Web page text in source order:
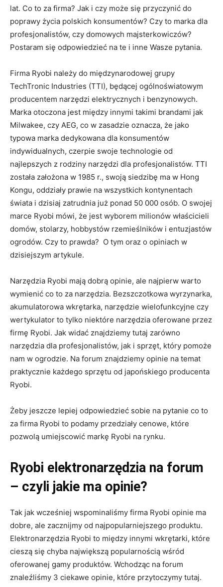
lat. Co to za firma? Jak i czy może się przyczynić do
poprawy życia polskich konsumentów? Czy to marka dla
profesjonalistów, czy domowych majsterkowiczów?
Postaram się odpowiedzieć na te i inne Wasze pytania.
Firma Ryobi należy do międzynarodowej grupy
TechTronic Industries (TTI), będącej ogólnoświatowym
producentem narzędzi elektrycznych i benzynowych.
Marka otoczona jest między innymi takimi brandami jak
Milwakee, czy AEG, co w zasadzie oznacza, że jako
typowa marka dedykowana dla konsumentów
indywidualnych, czerpie swoje technologie od
najlepszych z rodziny narzędzi dla profesjonalistów. TTI
została założona w 1985 r., swoją siedzibę ma w Hong
Kongu, oddziały prawie na wszystkich kontynentach
świata i dzisiaj zatrudnia już ponad 50 000 osób. O swojej
marce Ryobi mówi, że jest wyborem milionów właścicieli
domów, stolarzy, hobbystów rzemieślników i entuzjastów
ogrodów. Czy to prawda? O tym oraz o opiniach w
dzisiejszym artykule.
Narzędzia Ryobi mają dobrą opinie, ale najpierw warto
wymienić co to za narzędzia. Bezszczotkowa wyrzynarka,
akumulatorowa wkrętarka, narzędzie wielofunkcyjne czy
wertykulator to tylko niektóre narzędzia oferowane przez
firmę Ryobi. Jak widać znajdziemy tutaj zarówno
narzędzia dla profesjonalistów, jak i sprzęt, który pomoże
nam w ogrodzie. Na forum znajdziemy opinie na temat
praktycznie każdego sprzętu od japońskiego producenta
Ryobi.
Żeby jeszcze lepiej odpowiedzieć sobie na pytanie co to
za firma Ryobi to podamy przedziały cenowe, które
pozwolą umiejscowić markę Ryobi na rynku.
Ryobi elektronarzędzia na forum
– czyli jakie ma opinie?
Tak jak wcześniej wspominaliśmy firma Ryobi opinie ma
dobre, ale zacznijmy od najpopularniejszego produktu.
Elektronarzędzia Ryobi to między innymi wkrętarki, które
cieszą się chyba największą popularnością wśród
oferowanej gamy produktów. Wchodząc na forum
znaleźliśmy 3 ciekawe opinie, które przytoczymy tutaj.